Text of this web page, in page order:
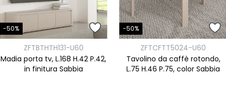
-50%
ZFTBTHTH131-U60
Madia porta tv, L.168 H.42 P.42,
in finitura Sabbia
-50%
ZFTCFTT5024-U60
Tavolino da caffè rotondo,
L.75 H.46 P.75, color Sabbia